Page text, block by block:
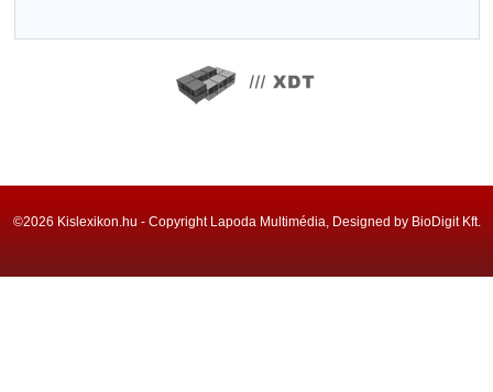
©2026 Kislexikon.hu - Copyright Lapoda Multimédia, Designed by BioDigit Kft.